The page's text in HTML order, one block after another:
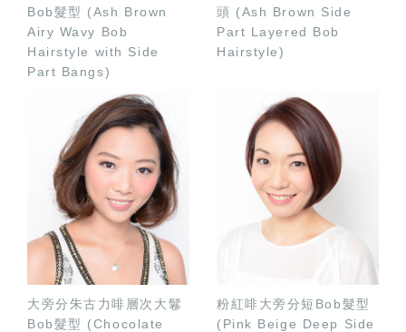
Bob髮型 (Ash Brown
Airy Wavy Bob
Hairstyle with Side
Part Bangs)
頭 (Ash Brown Side
Part Layered Bob
Hairstyle)
大旁分朱古力啡層次大鬈
Bob髮型 (Chocolate
粉紅啡大旁分短Bob髮型
(Pink Beige Deep Side